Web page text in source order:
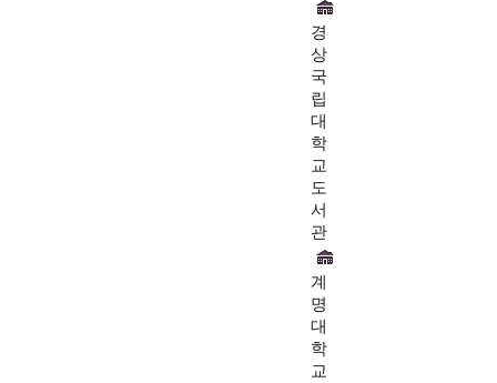
경
상
국
립
대
학
교
도
서
관
계
명
대
학
교